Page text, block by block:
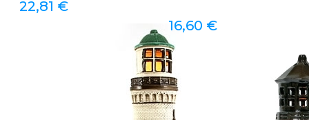
22,81 €
16,60 €